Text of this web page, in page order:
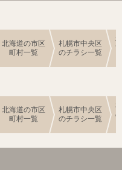
北海道の市区
町村一覧
札幌市中央区
のチラシ一覧
北海道の市区
町村一覧
札幌市中央区
のチラシ一覧